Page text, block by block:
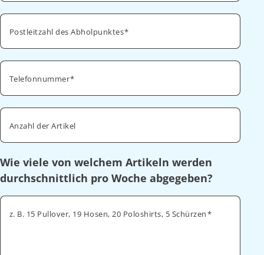
Postleitzahl des Abholpunktes
Telefonnummer
Anzahl der Artikel
Wie viele von welchem Artikeln werden
durchschnittlich pro Woche abgegeben?
z. B. 15 Pullover, 19 Hosen, 20 Poloshirts, 5 Schürzen